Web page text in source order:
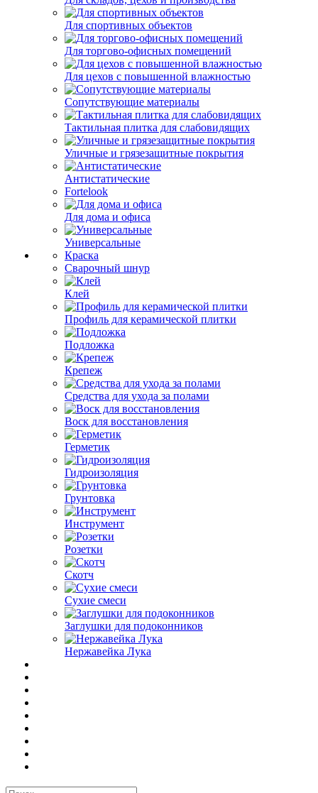
Для спортивных объектов
Для торгово-офисных помещений
Для цехов с повышенной влажностью
Сопутствующие материалы
Тактильная плитка для слабовидящих
Уличные и грязезащитные покрытия
Антистатические
Fortelook
Для дома и офиса
Универсальные
Краска
Сварочный шнур
Клей
Профиль для керамической плитки
Подложка
Крепеж
Средства для ухода за полами
Воск для восстановления
Герметик
Гидроизоляция
Грунтовка
Инструмент
Розетки
Скотч
Сухие смеси
Заглушки для подоконников
Нержавейка Лука